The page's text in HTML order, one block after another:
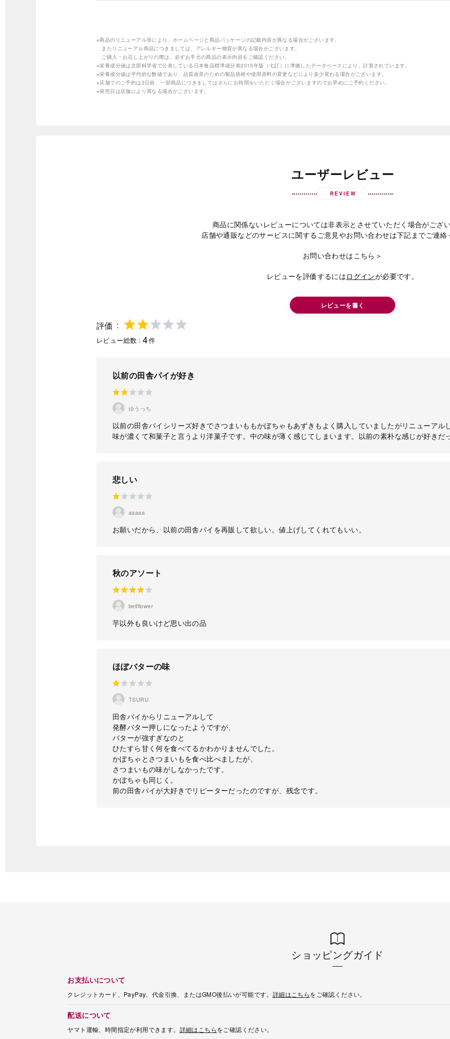
※商品のリニューアル等により、ホームページと商品パッケージの記載内容が異なる場合がございます。
またリニューアル商品につきましては、アレルギー物質が異なる場合がございます。
ご購入・お召し上がりの際は、必ずお手元の商品の表示内容をご確認ください。
※栄養成分値は文部科学省で公表している日本食品標準成分表2015年版（七訂）に準拠したデータベースにより、計算されています。
※栄養成分値は平均的な数値であり、品質改良のための製品規格や使用原料の変更などにより多少変わる場合がございます。
※店舗でのご予約は2日前、一部商品につきましてはさらにお時間をいただく場合がございますのでお早めにご予約ください。
※発売日は店舗により異なる場合がございます。
ユーザーレビュー
REVIEW
評価
レビュー総数 4件
商品に関係ないレビューについては非表示とさせていただく場合がござ
店舗や通販などのサービスに関するご意見やお問い合わせは下記までご連絡
お問い合わせはこちら＞
レビューを評価するにはログインが必要です。
レビューを書く
以前の田舎パイが好き
ゆうっち
以前の田舎パイシリーズ好きでさつまいももかぼちゃもあずきもよく購入していましたがリニューアル
味が濃くて和菓子と言うより洋菓子です。中の味が薄く感じてしまいます。以前の素朴な感じが好きだ
悲しい
aaaaa
お願いだから、以前の田舎パイを再販して欲しい。値上げしてくれてもいい。
秋のアソート
bellflower
芋以外も良いけど思い出の品
ほぼバターの味
TSURU
田舎パイからリニューアルして
発酵バター押しになったようですが、
バターが強すぎなのと
ひたすら甘く何を食べてるかわかりませんでした。
かぼちゃとさつまいもを食べ比べましたが、
さつまいもの味がしなかったです。
かぼちゃも同じく。
前の田舎パイが大好きでリピーターだったのですが、残念です。
ショッピングガイド
お支払いについて
クレジットカード、PayPay、代金引換、またはGMO後払いが可能です。 詳細はこちらをご確認ください。
配送について
ヤマト運輸、時間指定が利用できます。 詳細はこちらをご確認ください。